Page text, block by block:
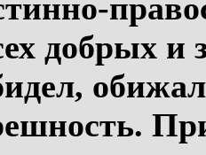
добрых и